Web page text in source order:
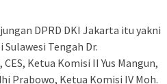
DPRD DKI Jakarta itu yakni
Tengah Dr.
Ketua Komisi II Yus Mangun,
Prabowo, Ketua Komisi IV Moh.